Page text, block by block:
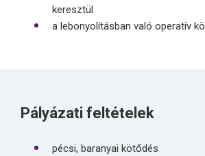
keresztül
a lebonyolításban való operatív
Pályázati feltételek
pécsi, baranyai kötődés